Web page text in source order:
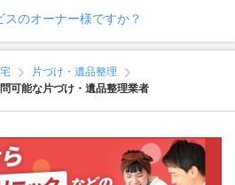
スのオーナー様ですか？
片づけ・遺品整理
可能な片づけ・遺品整理業者